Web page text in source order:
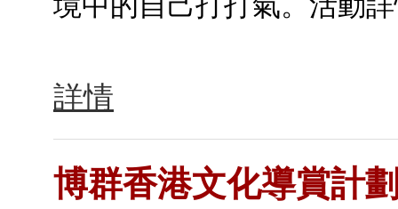
詳情
博群香港文化導賞計